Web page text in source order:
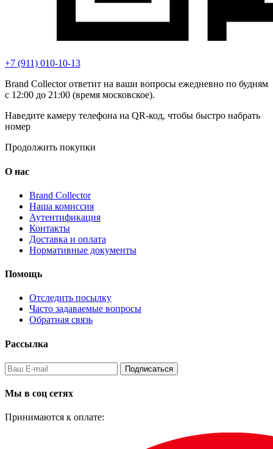
+7 (911) 010-10-13
Brand Collector ответит на ваши вопросы ежедневно по будням
с 12:00 до 21:00 (время московское).
Наведите камеру телефона на QR-код, чтобы быстро набрать
номер
Продолжить покупки
О нас
Brand Collector
Наша комиссия
Аутентификация
Контакты
Доставка и оплата
Нормативные документы
Помощь
Отследить посылку
Часто задаваемые вопросы
Обратная связь
Рассылка
Подписаться
Мы в соц сетях
Принимаются к оплате: